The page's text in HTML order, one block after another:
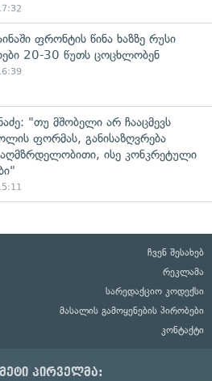
ფრონტის წინა ხაზზე რუსი
20-30 წუთს ცოცხლობენ
"თუ მშობელი არ ჩააცმევს
ფორმას, განისაზღვრება
ისე კონკრეტული
ჩვენ შესახებ
რეკლამა
სარედაქციო კოდექსი
მასალის გამოყენების პირობები
კონტაქტი
პირველმა: